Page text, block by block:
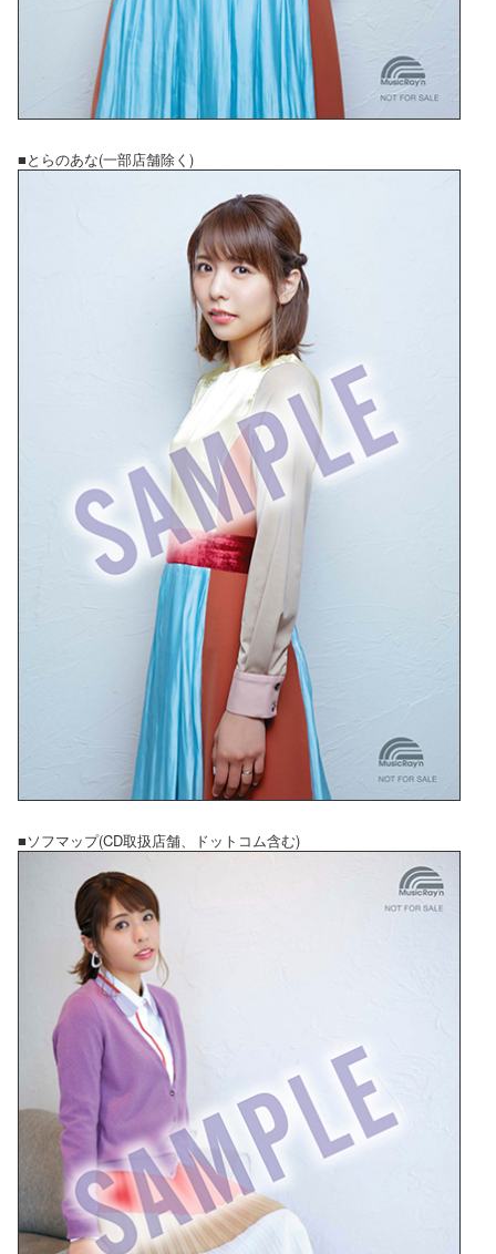
■とらのあな(一部店舗除く)
■ソフマップ(CD取扱店舗、ドットコム含む)